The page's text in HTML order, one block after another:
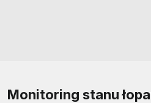
Monitoring stanu